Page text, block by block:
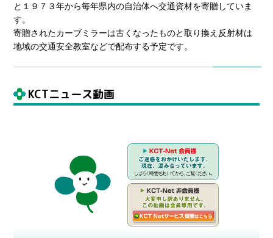
と１９７３年から毎年県内の自治体へ交通資材を寄贈していま
す。
寄贈されたカーブミラーは古くなったものと取り換え反射材は
地域の交通安全教室などで配布する予定です。
KCTニュース動画